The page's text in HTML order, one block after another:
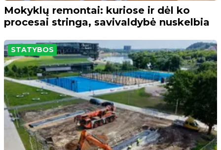
Mokyklų remontai: kuriose ir dėl ko
procesai stringa, savivaldybė nuskelbia
STATYBOS